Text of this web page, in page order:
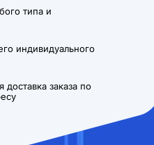
типа и
индивидуального
доставка заказа по